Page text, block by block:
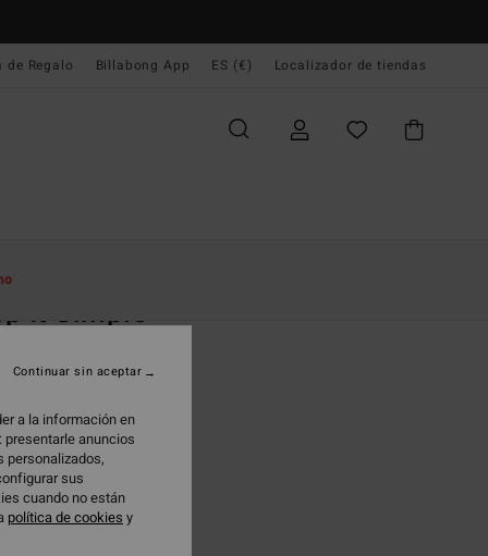
de Regalo Billabong App ES (€) Localizador de tiendas
It Simple
(2 Reseñas)
€
Cap
a la información en
anuncios
personalizados,
sus
cuando no están
política de cookies y
Continuar sin aceptar